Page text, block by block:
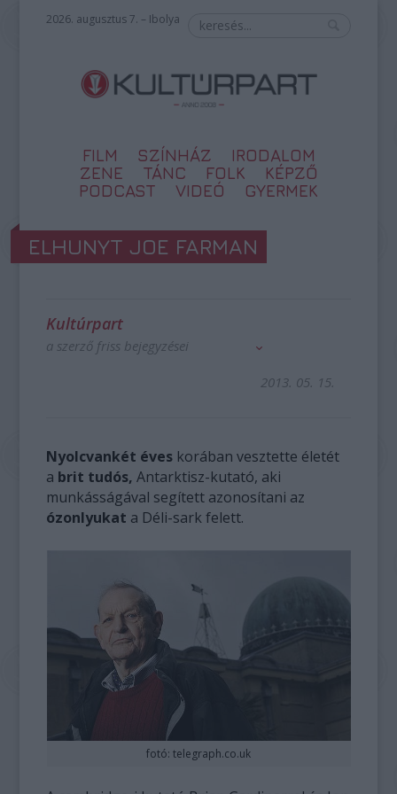
2026. augusztus 7. – Ibolya
FILM SZÍNHÁZ
IRODALOM
ZENE
TÁNC FOLK
KÉPZŐ
PODCAST
VIDEÓ GYERMEK
ELHUNYT JOE FARMAN
Kultúrpart
a szerző friss bejegyzései
2013. 05. 15.
Nyolcvankét éves korában vesztette életét
a brit tudós,Antarktisz-kutató, aki
munkásságával segített azonosítani az
ózonlyukat a Déli-sark felett.
fotó: telegraph.co.uk